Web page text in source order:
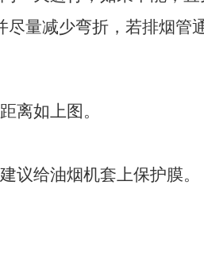
尽量减少弯折，若排烟管
离如上图。
议给油烟机套上保护膜。